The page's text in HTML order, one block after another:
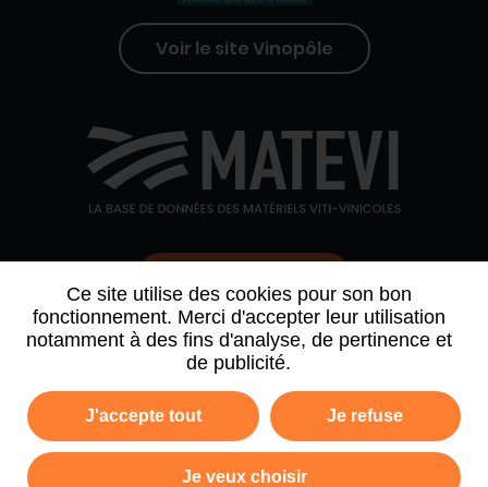
Ce site utilise des cookies pour son bon
fonctionnement. Merci d'accepter leur utilisation
notamment à des fins d'analyse, de pertinence et
de publicité.
J'accepte tout Je refuse
Je veux choisir
Voir le site Vinopôle
QUI SOMMES-NOUS AGENDA
ARCHIVE NEWSLETTER
Politique de confidentialité
Mentions légales